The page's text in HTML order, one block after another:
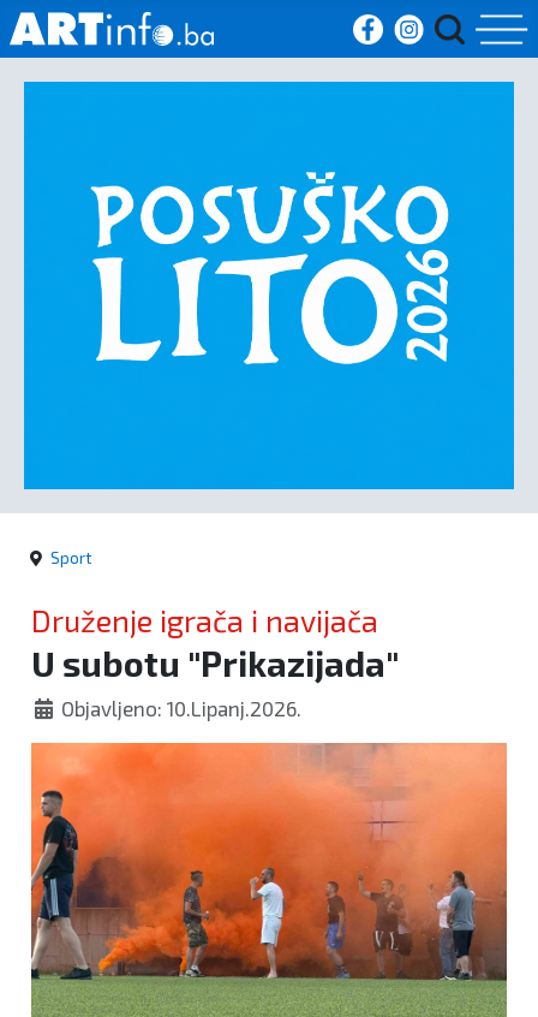
Sport
Kultura
Crna
Sport
Druženje igrača i navijača
U subotu "Prikazijada"
Objavljeno: 10.Lipanj.2026.